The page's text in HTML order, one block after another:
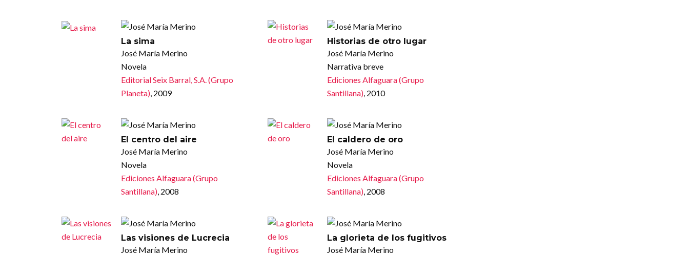
La sima
José María Merino
Novela
Editorial Seix Barral, S.A. (Grupo
Planeta), 2009
Historias de otro lugar
José María Merino
Narrativa breve
Ediciones Alfaguara (Grupo
Santillana), 2010
El centro del aire
José María Merino
Novela
Ediciones Alfaguara (Grupo
Santillana), 2008
El caldero de oro
José María Merino
Novela
Ediciones Alfaguara (Grupo
Santillana), 2008
Las visiones de Lucrecia
José María Merino
La glorieta de los fugitivos
José María Merino